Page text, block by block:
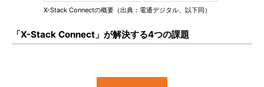
X-Stack Connectの概要（出典：電通デジタル、以下同）
「X-Stack Connect」が解決する4つの課題